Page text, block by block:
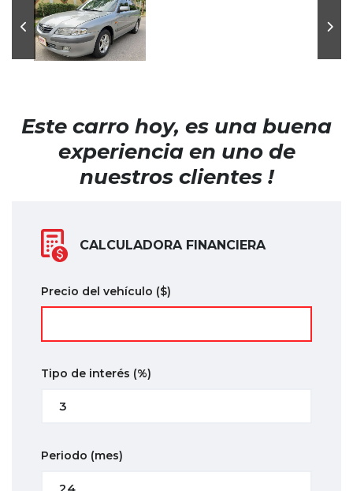
Este carro hoy, es una buena
experiencia en uno de
nuestros clientes !
CALCULADORA FINANCIERA
Precio del vehículo ($)
Tipo de interés (%)
Periodo (mes)